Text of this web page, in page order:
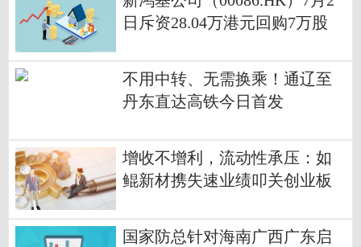
日斥资28.04万港元回购7万股
不用中转、无需换乘！通辽至
丹东直达高铁今日首发
增收不增利，流动性承压：如
鲲新材携失速业绩叩关创业板
国家防总针对海南广西广东启